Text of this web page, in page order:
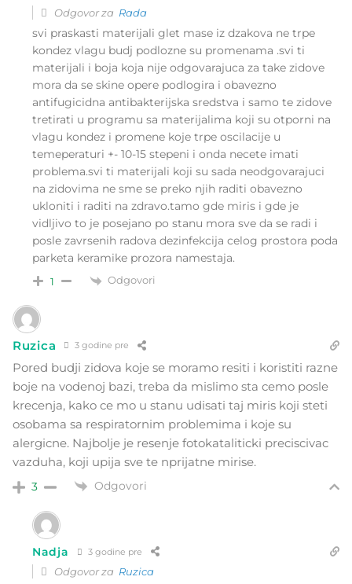
Odgovor za Rada
svi praskasti materijali glet mase iz dzakova ne trpe
kondez vlagu budj podlozne su promenama .svi ti
materijali i boja koja nije odgovarajuca za take zidove
mora da se skine opere podlogira i obavezno
antifugicidna antibakterijska sredstva i samo te zidove
tretirati u programu sa materijalima koji su otporni na
vlagu kondez i promene koje trpe oscilacije u
temeperaturi +- 10-15 stepeni i onda necete imati
problema.svi ti materijali koji su sada neodgovarajuci
na zidovima ne sme se preko njih raditi obavezno
ukloniti i raditi na zdravo.tamo gde miris i gde je
vidljivo to je posejano po stanu mora sve da se radi i
posle zavrsenih radova dezinfekcija celog prostora poda
parketa keramike prozora namestaja.
1 Odgovori
Ruzica 3 godine pre
Pored budji zidova koje se moramo resiti i koristiti razne
boje na vodenoj bazi, treba da mislimo sta cemo posle
krecenja, kako ce mo u stanu udisati taj miris koji steti
osobama sa respiratornim problemima i koje su
alergicne. Najbolje je resenje fotokataliticki preciscivac
vazduha, koji upija sve te nprijatne mirise.
3 Odgovori
Nadja 3 godine pre
Odgovor za Ruzica